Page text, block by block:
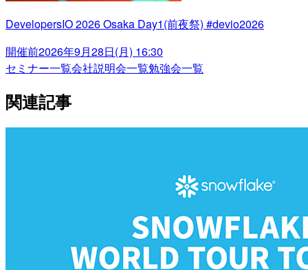
DevelopersIO 2026 Osaka Day1(前夜祭) #devio2026
開催前2026年9月28日(月) 16:30
セミナー一覧会社説明会一覧勉強会一覧
関連記事